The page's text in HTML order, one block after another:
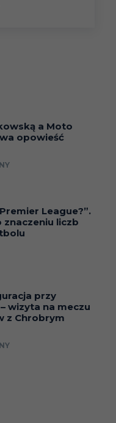
a Moto
opowieść
League?”.
znaczeniu liczb
przy
wizyta na meczu
z Chrobrym